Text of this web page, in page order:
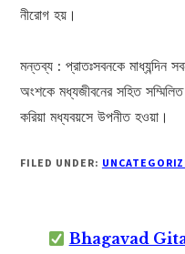
নীরোগ হয়।
মন্তব্য : প্রাতঃসবনকে মাধ্যন্দিন
অংশকে মধ্যজীবনের সহিত
করিয়া মধ্যবয়সে উপনীত হওয়া।
FILED UNDER:
Bhagavad